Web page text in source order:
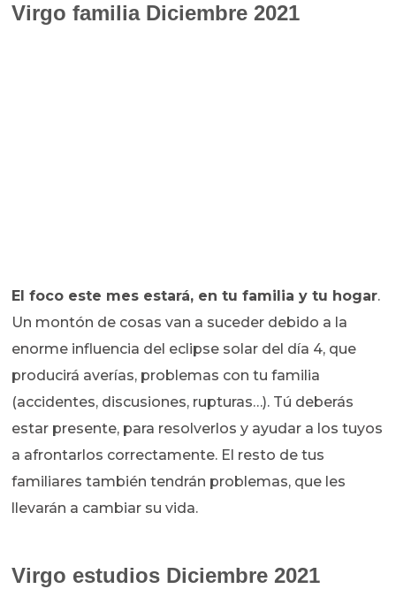
Virgo familia Diciembre 2021
El foco este mes estará, en tu familia y tu hogar.
Un montón de cosas van a suceder debido a la
enorme influencia del eclipse solar del día 4, que
producirá averías, problemas con tu familia
(accidentes, discusiones, rupturas…). Tú deberás
estar presente, para resolverlos y ayudar a los tuyos
a afrontarlos correctamente. El resto de tus
familiares también tendrán problemas, que les
llevarán a cambiar su vida.
Virgo estudios Diciembre 2021